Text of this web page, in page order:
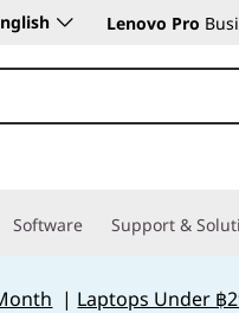
Lenovo Pro
Software Support &
| Laptops Under ฿